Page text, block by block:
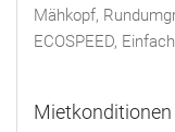
Mähkopf,
ECOSPEED,
Mietkonditionen